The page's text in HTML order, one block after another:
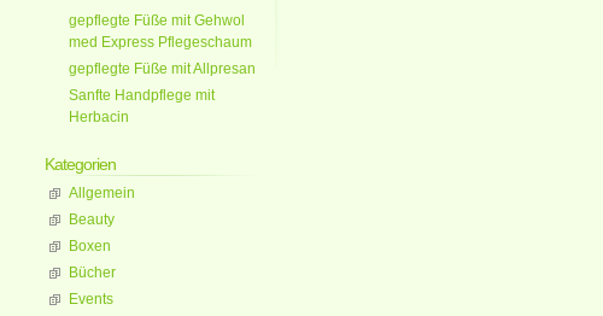
gepflegte Füße mit Gehwol
med Express Pflegeschaum
gepflegte Füße mit Allpresan
Sanfte Handpflege mit
Herbacin
Kategorien
Allgemein
Beauty
Boxen
Bücher
Events